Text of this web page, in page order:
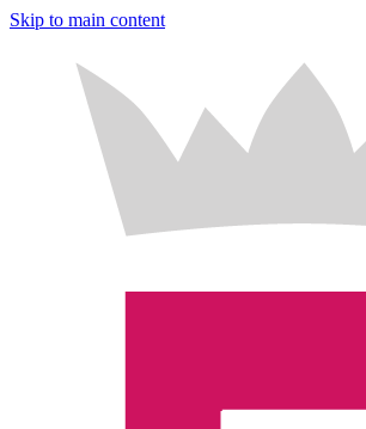
Skip to main content